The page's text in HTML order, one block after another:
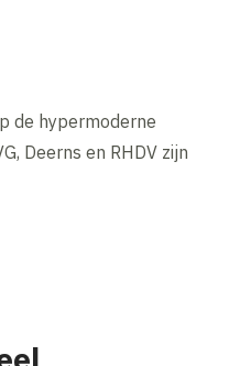
de hypermoderne
Deerns en RHDV zijn